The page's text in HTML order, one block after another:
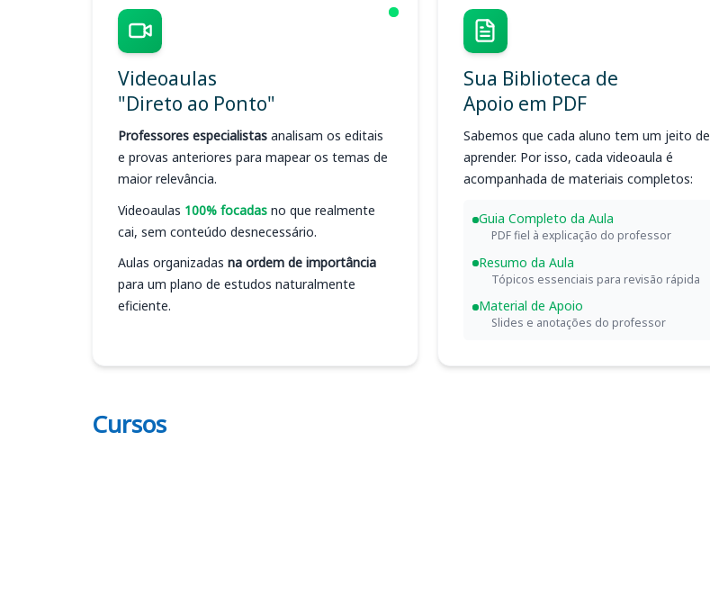
Videoaulas
"Direto ao Ponto"
Professores especialistas analisam os editais
e provas anteriores para mapear os temas de
maior relevância.
Videoaulas 100% focadas no que realmente
cai, sem conteúdo desnecessário.
Aulas organizadas na ordem de importância
para um plano de estudos naturalmente
eficiente.
Sua Biblioteca de
Apoio em PDF
Sabemos que cada aluno tem um jeito de
aprender. Por isso, cada videoaula é
acompanhada de materiais completos:
Guia Completo da Aula
PDF fiel à explicação do professor
Resumo da Aula
Tópicos essenciais para revisão rápida
Material de Apoio
Slides e anotações do professor
Cursos